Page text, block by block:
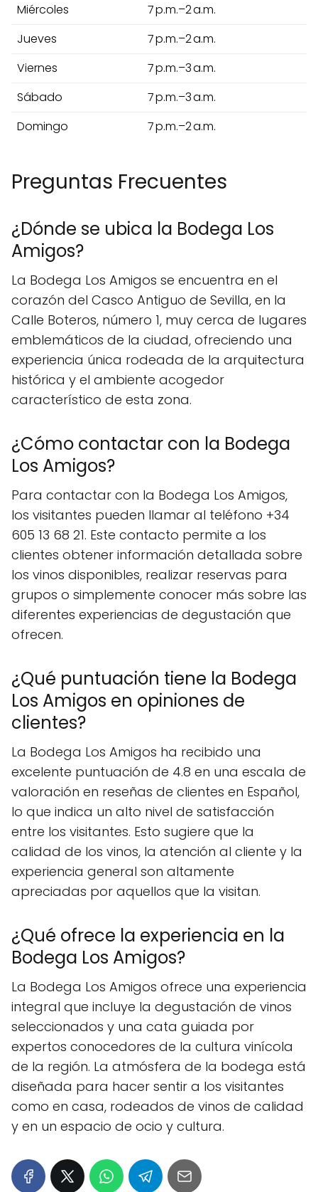
Miércoles
7 p.m.–2 a.m.
Jueves
7 p.m.–2 a.m.
Viernes
7 p.m.–3 a.m.
Sábado
7 p.m.–3 a.m.
Domingo
7 p.m.–2 a.m.
Preguntas Frecuentes
¿Dónde se ubica la Bodega Los
Amigos?
La Bodega Los Amigos se encuentra en el
corazón del Casco Antiguo de Sevilla, en la
Calle Boteros, número 1, muy cerca de lugares
emblemáticos de la ciudad, ofreciendo una
experiencia única rodeada de la arquitectura
histórica y el ambiente acogedor
característico de esta zona.
¿Cómo contactar con la Bodega
Los Amigos?
Para contactar con la Bodega Los Amigos,
los visitantes pueden llamar al teléfono +34
605 13 68 21. Este contacto permite a los
clientes obtener información detallada sobre
los vinos disponibles, realizar reservas para
grupos o simplemente conocer más sobre las
diferentes experiencias de degustación que
ofrecen.
¿Qué puntuación tiene la Bodega
Los Amigos en opiniones de
clientes?
La Bodega Los Amigos ha recibido una
excelente puntuación de 4.8 en una escala de
valoración en reseñas de clientes en Español,
lo que indica un alto nivel de satisfacción
entre los visitantes. Esto sugiere que la
calidad de los vinos, la atención al cliente y la
experiencia general son altamente
apreciadas por aquellos que la visitan.
¿Qué ofrece la experiencia en la
Bodega Los Amigos?
La Bodega Los Amigos ofrece una experiencia
integral que incluye la degustación de vinos
seleccionados y una cata guiada por
expertos conocedores de la cultura vinícola
de la región. La atmósfera de la bodega está
diseñada para hacer sentir a los visitantes
como en casa, rodeados de vinos de calidad
y en un espacio de ocio y cultura.